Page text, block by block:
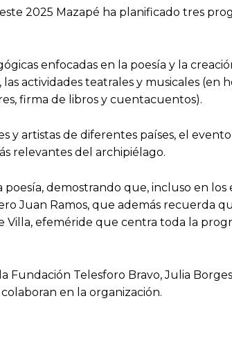
2025 Mazapé ha planificado tres
enfocadas en la poesía y la
actividades teatrales y musicales (en
firma de libros y cuentacuentos).
y artistas de diferentes países, el
relevantes del archipiélago.
demostrando que, incluso en los
Juan Ramos, que además recuerda
efeméride que centra toda la
Telesforo Bravo, Julia
en la organización.